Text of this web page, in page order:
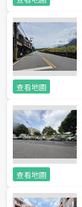
雲林縣
嘉義市
嘉義縣
高雄市
澎湖縣
台東縣
不拘
20~30 坪
40~50 坪
60~70 坪
80坪以上
樓層
查看地圖
查看地圖